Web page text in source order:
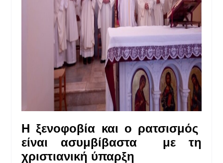
Η ξενοφοβία και ο ρατσισμός
είναι ασυμβίβαστα με τη
χριστιανική ύπαρξη